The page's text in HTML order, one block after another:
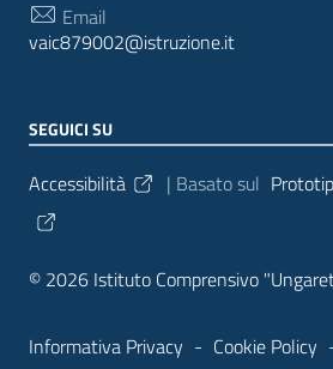
Email
vaic879002@istruzione.it
SEGUICI SU
Sezione Link Utili
Accessibilità | Basato sul
© 2026 Istituto Comprensivo
Informativa Privacy - Cookie Policy